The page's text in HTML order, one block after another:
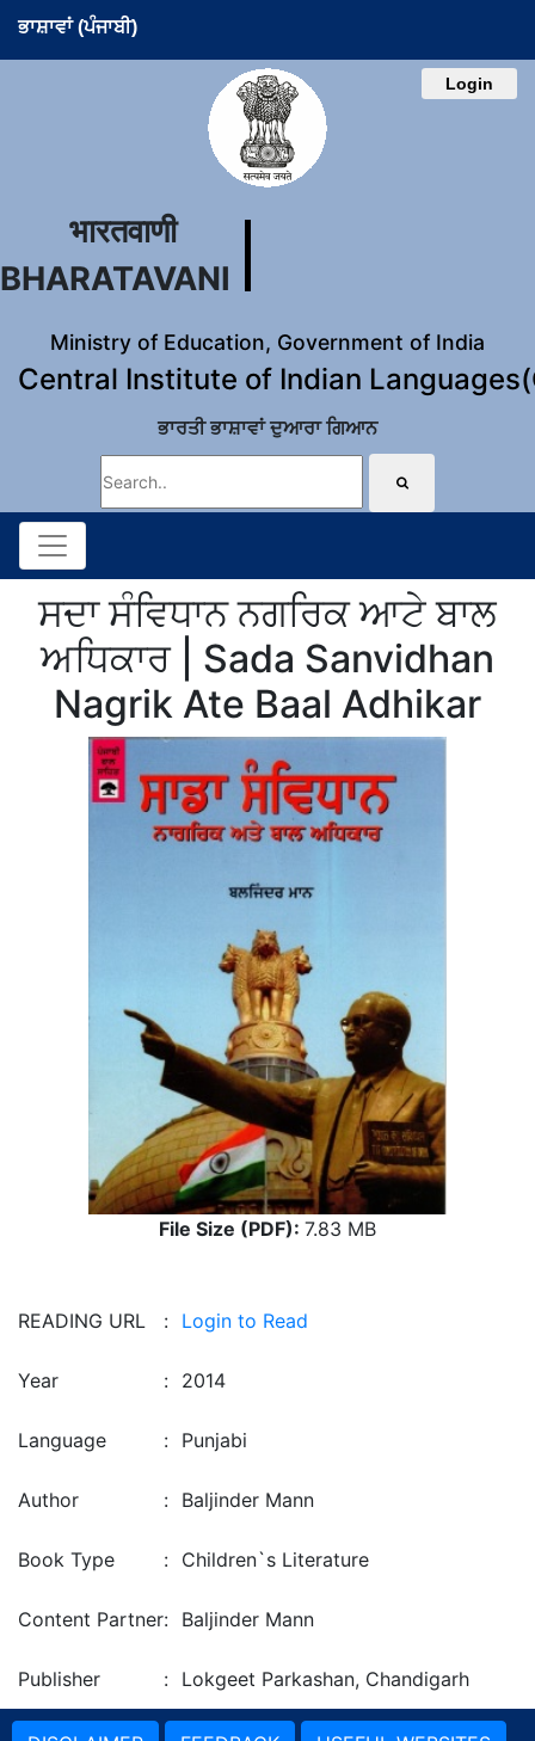
ਭਾਸ਼ਾਵਾਂ (ਪੰਜਾਬੀ)
Login
भारतवाणी
BHARATAVANI
Ministry of Education, Government of India
Central Institute of Indian
ਭਾਰਤੀ ਭਾਸ਼ਾਵਾਂ ਦੁਆਰਾ ਗਿਆਨ
ਸਦਾ ਸੰਵਿਧਾਨ ਨਗਰਿਕ ਆਟੇ ਬਾਲ
ਅਧਿਕਾਰ | Sada Sanvidhan
Nagrik Ate Baal Adhikar
File Size (PDF): 7.83 MB
READING URL : Login to Read
Year : 2014
Language : Punjabi
Author : Baljinder Mann
Book Type : Children`s Literature
Content Partner: Baljinder Mann
Publisher : Lokgeet Parkashan, Chandigarh